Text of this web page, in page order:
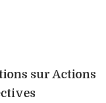
sur Actions